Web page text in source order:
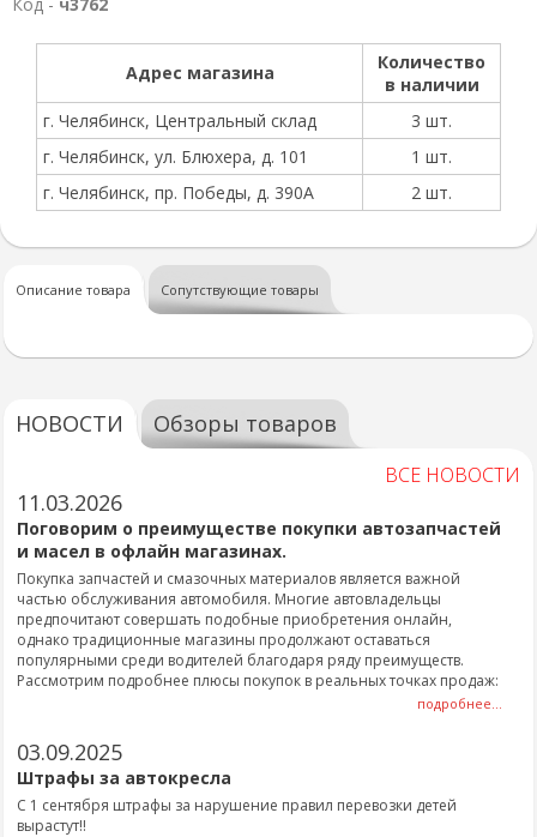
Адрес магазина
Количество
в наличии
г. Челябинск, Центральный склад
3 шт.
г. Челябинск, ул. Блюхера, д. 101
1 шт.
г. Челябинск, пр. Победы, д. 390А
2 шт.
Описание товара Сопутствующие товары
НОВОСТИ Обзоры товаров
ВСЕ НОВОСТИ
11.03.2026
Поговорим о преимуществе покупки автозапчастей
и масел в офлайн магазинах.
Покупка запчастей и смазочных материалов является важной
частью обслуживания автомобиля. Многие автовладельцы
предпочитают совершать подобные приобретения онлайн,
однако традиционные магазины продолжают оставаться
популярными среди водителей благодаря ряду преимуществ.
Рассмотрим подробнее плюсы покупок в реальных точках продаж:
подробнее...
03.09.2025
Штрафы за автокресла
С 1 сентября штрафы за нарушение правил перевозки детей
вырастут!!